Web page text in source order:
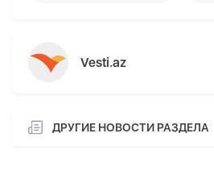
Vesti.az
ДРУГИЕ НОВОСТИ РАЗДЕЛА